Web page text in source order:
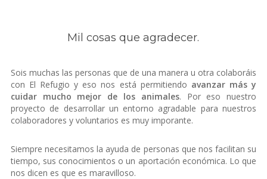
Mil cosas que agradecer.
Sois muchas las personas que de una manera u otra colaboráis
con El Refugio y eso nos está permitiendo avanzar más y
cuidar mucho mejor de los animales. Por eso nuestro
proyecto de desarrollar un entorno agradable para nuestros
colaboradores y voluntarios es muy imporante.
Siempre necesitamos la ayuda de personas que nos facilitan su
tiempo, sus conocimientos o un aportación económica. Lo que
nos dicen es que es maravilloso.